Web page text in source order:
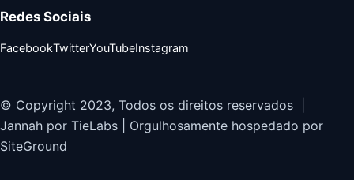
Redes Sociais
FacebookTwitterYouTubeInstagram
© Copyright 2023, Todos os direitos reservados |
Jannah por TieLabs | Orgulhosamente hospedado por
SiteGround